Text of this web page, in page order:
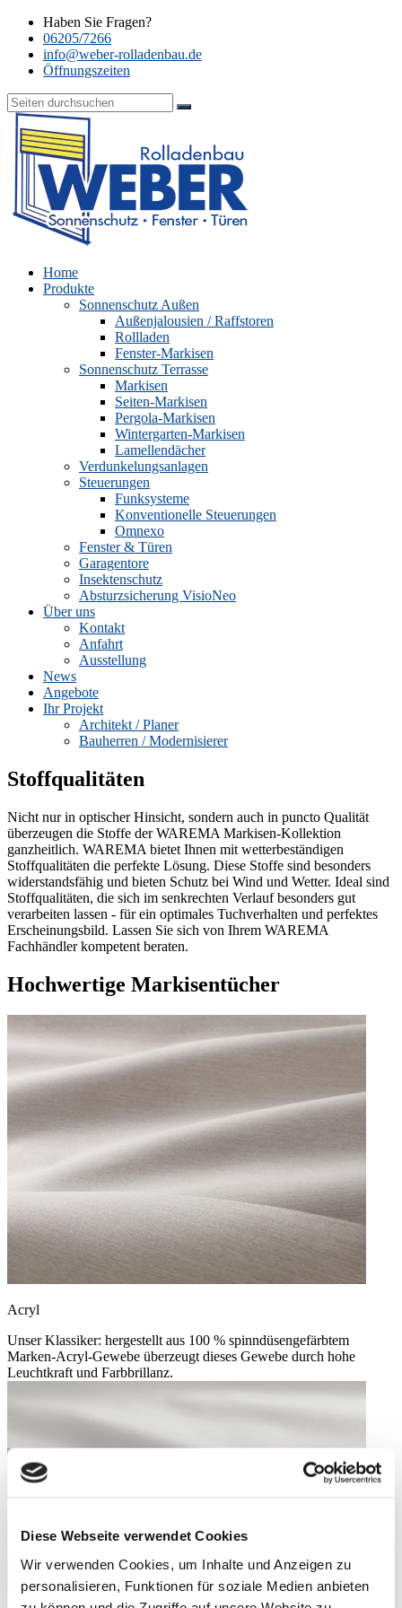
Diese Webseite verwendet Cookies
Wir verwenden Cookies, um Inhalte und Anzeigen zu
personalisieren, Funktionen für soziale Medien anbieten
Haben Sie Fragen?
06205/7266
info@weber-rolladenbau.de
Öffnungszeiten
Home
Produkte
Sonnenschutz Außen
Außenjalousien / Raffstoren
Rollladen
Fenster-Markisen
Sonnenschutz Terrasse
Markisen
Seiten-Markisen
Pergola-Markisen
Wintergarten-Markisen
Lamellendächer
Verdunkelungsanlagen
Steuerungen
Funksysteme
Konventionelle Steuerungen
Omnexo
Fenster & Türen
Garagentore
Insektenschutz
Absturzsicherung VisioNeo
Über uns
Kontakt
Anfahrt
Ausstellung
News
Angebote
Ihr Projekt
Architekt / Planer
Bauherren / Modernisierer
Stoffqualitäten
Nicht nur in optischer Hinsicht, sondern auch in puncto Qualität
überzeugen die Stoffe der WAREMA Markisen-Kollektion
ganzheitlich. WAREMA bietet Ihnen mit wetterbeständigen
Stoffqualitäten die perfekte Lösung. Diese Stoffe sind besonders
widerstandsfähig und bieten Schutz bei Wind und Wetter. Ideal sind
Stoffqualitäten, die sich im senkrechten Verlauf besonders gut
verarbeiten lassen - für ein optimales Tuchverhalten und perfektes
Erscheinungsbild. Lassen Sie sich von Ihrem WAREMA
Fachhändler kompetent beraten.
Hochwertige Markisentücher
Acryl
Unser Klassiker: hergestellt aus 100 % spinndüsengefärbtem
Marken-Acryl-Gewebe überzeugt dieses Gewebe durch hohe
Leuchtkraft und Farbbrillanz.